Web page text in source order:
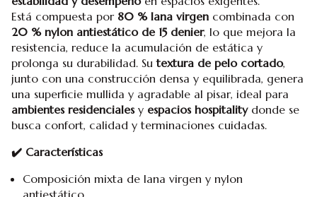
Está compuesta por 80 % lana virgen combinada con
20 % nylon antiestático de 15 denier, lo que mejora la
resistencia, reduce la acumulación de estática y
prolonga su durabilidad. Sutextura de pelo cortado,
junto con una construcción densa y equilibrada, genera
una superficie mullida y agradable al pisar, ideal para
ambientes residencialesy espacios hospitalitydonde se
busca confort, calidad y terminaciones cuidadas.
✔️ Características
Composición mixta de lana virgen y nylon